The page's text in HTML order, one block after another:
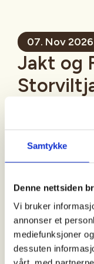
Samtykke
Denne nettsiden
Vi bruker
annonser et
mediefunksjoner
dessuten
07. Nov 2026
Jakt og
Sted
Risør
Tid